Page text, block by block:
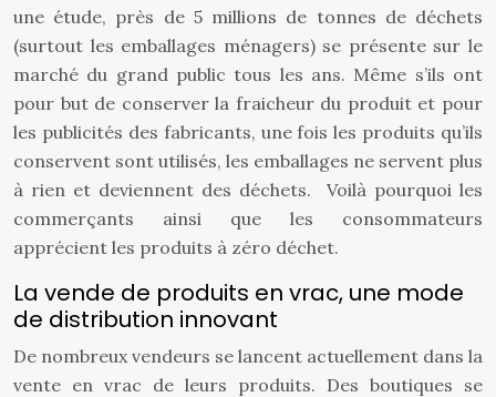
une étude, près de 5 millions de tonnes de déchets
(surtout les emballages ménagers) se présente sur le
marché du grand public tous les ans. Même s’ils ont
pour but de conserver la fraicheur du produit et pour
les publicités des fabricants, une fois les produits qu’ils
conservent sont utilisés, les emballages ne servent plus
à rien et deviennent des déchets. Voilà pourquoi les
commerçants ainsi que les consommateurs
apprécient les produits à zéro déchet.
La vende de produits en vrac, une mode
de distribution innovant
De nombreux vendeurs se lancent actuellement dans la
vente en vrac de leurs produits. Des boutiques se